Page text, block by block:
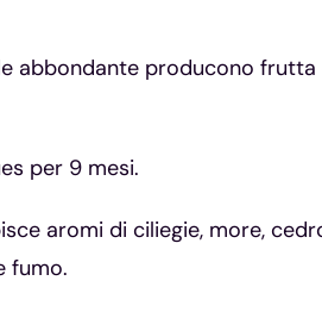
abbondante producono
per 9 mesi.
aromi di ciliegie, more,
fumo.